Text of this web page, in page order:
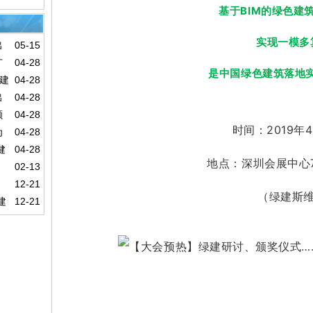
基于BIM的绿色建
实现一模多
是中国绿色建筑落地
时间：2019年
地点：深圳会展中
（绿建斯维
05-15
《沈阳
宣贯及
04-28
04-28
04-28
交流座
04-28
看点
04-28
04-28
产业新
02-13
准》及
圆满落
12-21
标准》
座圆满
12-21
学 ！